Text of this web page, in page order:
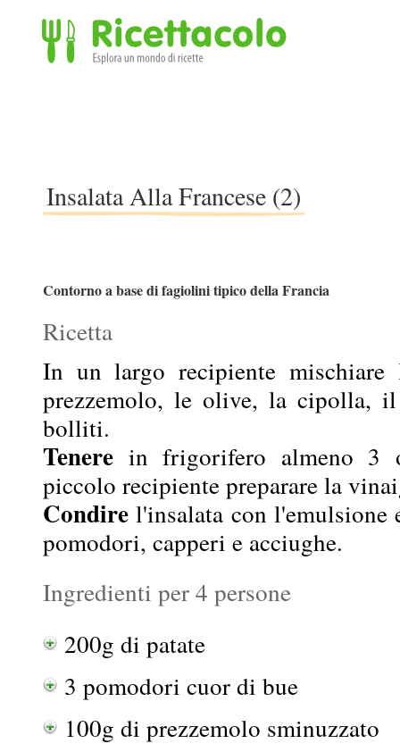
Insalata Alla Francese (2)
Contorno a base di fagiolini tipico della Francia
Ricetta
In un largo recipiente
prezzemolo, le olive, la cipolla,
bolliti.
Tenere in frigorifero almeno 3
piccolo recipiente preparare la
Condire l'insalata con l'emulsione
pomodori, capperi e acciughe.
Ingredienti per 4 persone
200g di patate
3 pomodori cuor di bue
100g di prezzemolo sminuzzato